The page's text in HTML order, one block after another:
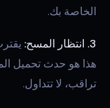
الخاصة بك.
3. انتظار المسح:
هذا هو حدث تحميل
تراقب، لا تتداول.